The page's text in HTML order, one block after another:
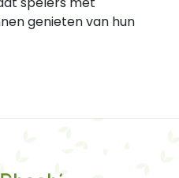
genieten van hun